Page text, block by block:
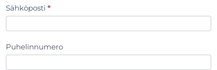
Sähköposti *
Puhelinnumero